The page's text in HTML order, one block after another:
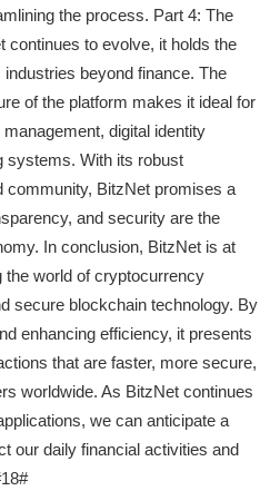
the process. Part 4: The
continues to evolve, it holds the
beyond finance. The
of the platform makes it ideal for
digital identity
systems. With its robust
community, BitzNet promises a
and security are the
In conclusion, BitzNet is at
the world of cryptocurrency
secure blockchain technology. By
enhancing efficiency, it presents
that are faster, more secure,
worldwide. As BitzNet continues
we can anticipate a
our daily financial activities and